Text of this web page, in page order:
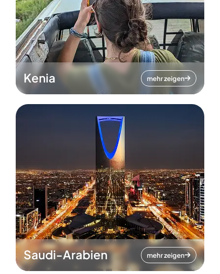
Kenia mehr zeigen
Saudi-Arabien mehr zeigen